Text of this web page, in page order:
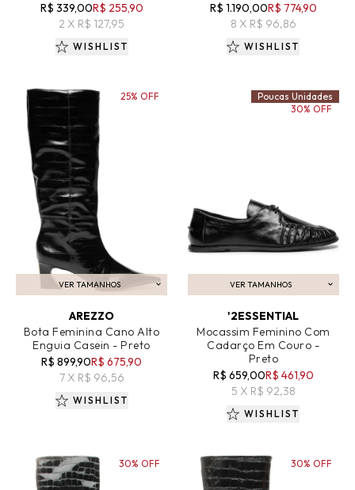
R$ 339,00R$ 255,90
2 X R$ 127,95
WISHLIST
R$ 1.190,00R$ 774,90
8 X R$ 96,86
WISHLIST
VER TAMANHOS
ADICIONAR AO CARRINHO
AREZZO
Bota Feminina Cano Alto
Enguia Casein - Preto
R$ 899,90R$ 675,90
7 X R$ 96,56
25% OFF
WISHLIST
VER TAMANHOS
ADICIONAR AO CARRINHO
'2ESSENTIAL
Mocassim Feminino Com
Cadarço Em Couro -
Preto
R$ 659,00R$ 461,90
5 X R$ 92,38
Poucas Unidades
30% OFF
WISHLIST
30% OFF 30% OFF